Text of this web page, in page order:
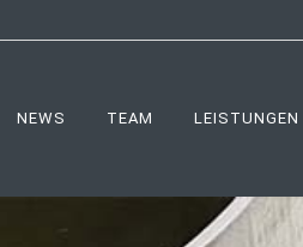
NEWS TEAM LEISTUNGEN